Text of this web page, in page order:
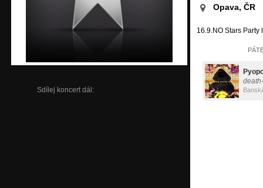
Sdílej koncert dál:
Opava, ČR
16.9.NO Stars Party